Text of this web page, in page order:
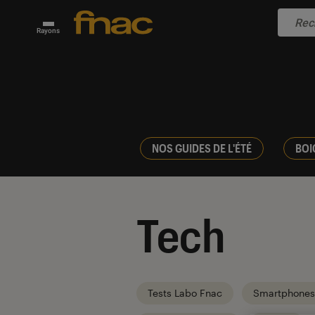
Rayons
NOS GUIDES DE L'ÉTÉ
Tech
Tests Labo Fnac Smartphones